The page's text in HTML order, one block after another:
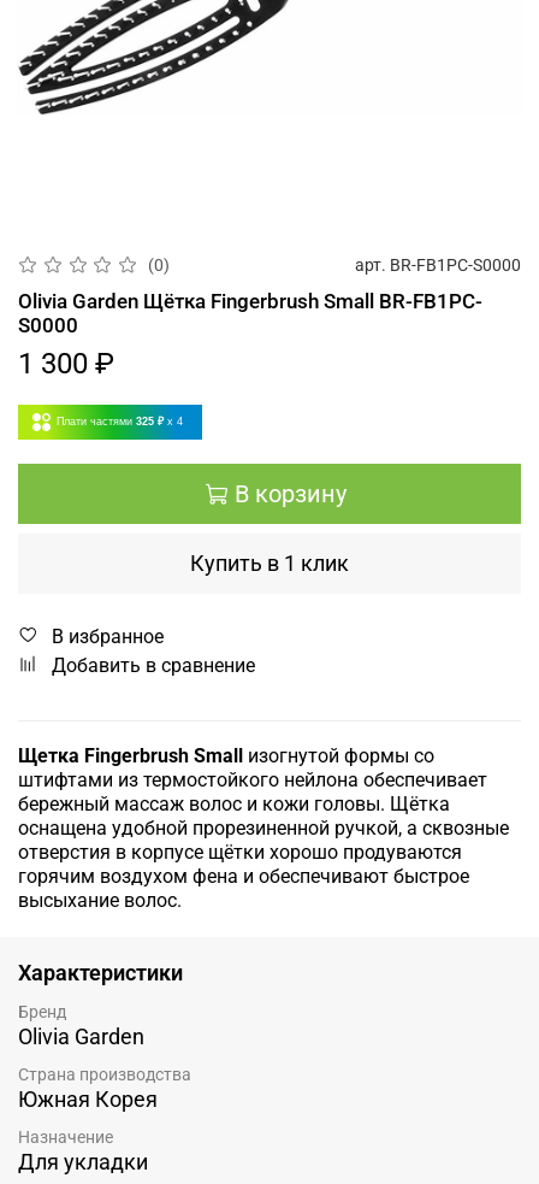
(0) арт. BR-FB1PC-S0000
Olivia Garden Щётка Fingerbrush Small BR-FB1PC-
S0000
1 300 ₽
Плати частями 325 ₽ x 4
В корзину
Купить в 1 клик
В избранное
Добавить в сравнение
Щетка Fingerbrush Small
изогнутой формы со
штифтами из термостойкого нейлона обеспечивает
бережный массаж волос и кожи головы. Щётка
оснащена удобной прорезиненной ручкой, а сквозные
отверстия в корпусе щётки хорошо продуваются
горячим воздухом фена и обеспечивают быстрое
высыхание волос.
Характеристики
Бренд
Olivia Garden
Страна производства
Южная Корея
Назначение
Для укладки